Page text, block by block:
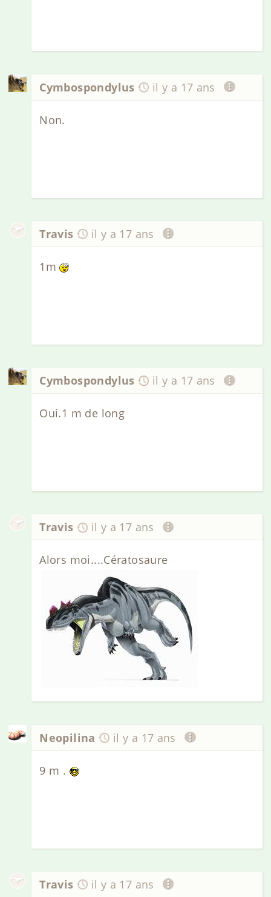
Cymbospondylus il y a 17 ans
Non.
Travis il y a 17 ans
1m
Cymbospondylus il y a 17 ans
Oui.1 m de long
Travis il y a 17 ans
Alors moi....Cératosaure
Neopilina il y a 17 ans
9 m .
Travis il y a 17 ans